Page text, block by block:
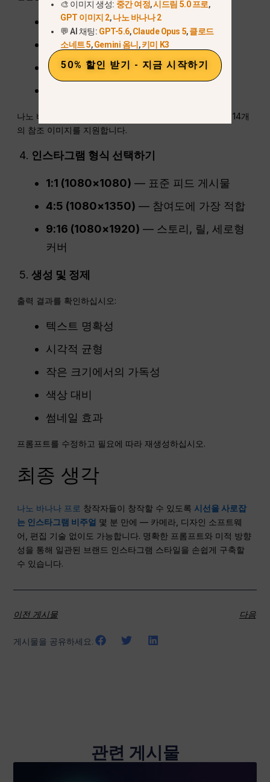
귀사의 로고
컬러 팔레트
이전 인스타그램 게시물
나노 바나나 프로는 높은 일관성의 미적 효과를 위해 최대 14개
의 참조 이미지를 지원합니다.
인스타그램 형식 선택하기
1:1 (1080×1080) — 표준 피드 게시물
4:5 (1080×1350) — 참여도에 가장 적합
9:16 (1080×1920) — 스토리, 릴, 세로형
커버
생성 및 정제
출력 결과를 확인하십시오:
텍스트 명확성
시각적 균형
작은 크기에서의 가독성
색상 대비
썸네일 효과
프롬프트를 수정하고 필요에 따라 재생성하십시오.
최종 생각
나노 바나나 프로 창작자들이 창작할 수 있도록시선을 사로잡
는 인스타그램 비주얼 몇 분 만에 — 카메라, 디자인 소프트웨
어, 편집 기술 없이도 가능합니다. 명확한 프롬프트와 미적 방향
성을 통해 일관된 브랜드 인스타그램 스타일을 손쉽게 구축할
수 있습니다.
이전 게시물 다음
게시물을 공유하세요:
관련 게시물
🎨 이미지 생성: 중간 여정,시드림 5.0 프로,
GPT 이미지 2,나노 바나나 2
💬 AI 채팅: GPT-5.6,Claude Opus 5,클로드
소네트 5,Gemini 옴니 ,키미 K3
50% 할인 받기 - 지금 시작하기